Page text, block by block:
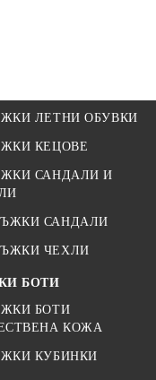
ЛЕТНИ ОБУВКИ
КЕЦОВЕ
САНДАЛИ И
САНДАЛИ
ЧЕХЛИ
БОТИ
БОТИ
КОЖА
КУБИНКИ